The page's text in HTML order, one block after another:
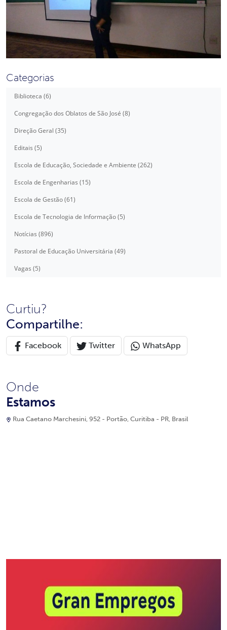
Categorias
Biblioteca (6)
Congregação dos Oblatos de São José (8)
Direção Geral (35)
Editais (5)
Escola de Educação, Sociedade e Ambiente (262)
Escola de Engenharias (15)
Escola de Gestão (61)
Escola de Tecnologia de Informação (5)
Notícias (896)
Pastoral de Educação Universitária (49)
Vagas (5)
Curtiu?
Compartilhe:
Facebook Twitter WhatsApp
Onde
Estamos
Rua Caetano Marchesini, 952 - Portão, Curitiba - PR, Brasil